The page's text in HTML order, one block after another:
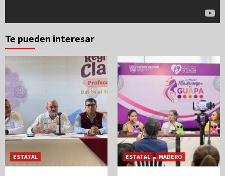
Te pueden interesar
ESTATAL ESTATAL MADERO